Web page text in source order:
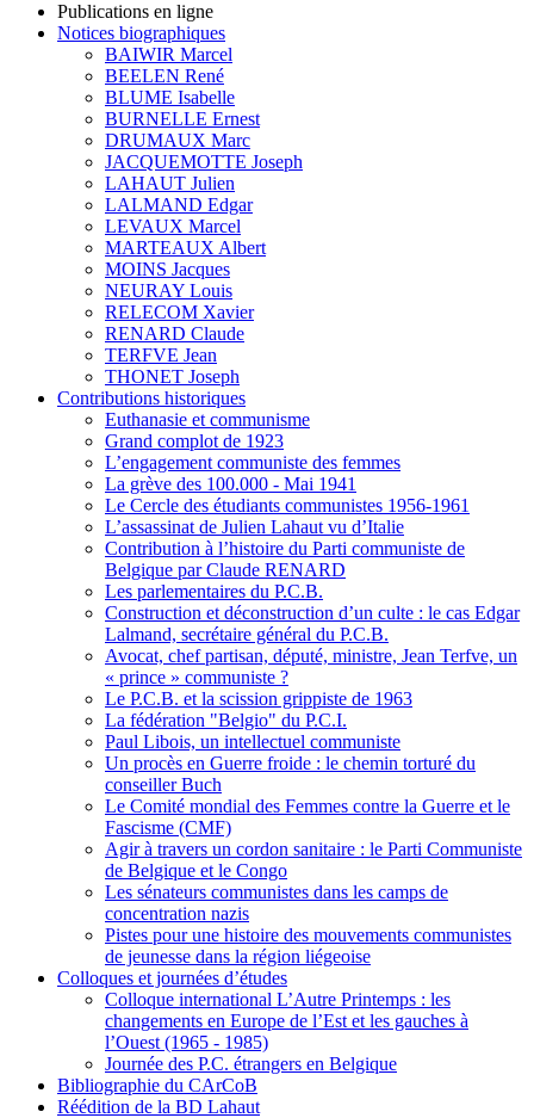
Publications en ligne
Notices biographiques
BAIWIR Marcel
BEELEN René
BLUME Isabelle
BURNELLE Ernest
DRUMAUX Marc
JACQUEMOTTE Joseph
LAHAUT Julien
LALMAND Edgar
LEVAUX Marcel
MARTEAUX Albert
MOINS Jacques
NEURAY Louis
RELECOM Xavier
RENARD Claude
TERFVE Jean
THONET Joseph
Contributions historiques
Euthanasie et communisme
Grand complot de 1923
L’engagement communiste des femmes
La grève des 100.000 - Mai 1941
Le Cercle des étudiants communistes 1956-1961
L’assassinat de Julien Lahaut vu d’Italie
Contribution à l’histoire du Parti communiste de
Belgique par Claude RENARD
Les parlementaires du P.C.B.
Construction et déconstruction d’un culte : le cas Edgar
Lalmand, secrétaire général du P.C.B.
Avocat, chef partisan, député, ministre, Jean Terfve, un
« prince » communiste ?
Le P.C.B. et la scission grippiste de 1963
La fédération "Belgio" du P.C.I.
Paul Libois, un intellectuel communiste
Un procès en Guerre froide : le chemin torturé du
conseiller Buch
Le Comité mondial des Femmes contre la Guerre et le
Fascisme (CMF)
Agir à travers un cordon sanitaire : le Parti Communiste
de Belgique et le Congo
Les sénateurs communistes dans les camps de
concentration nazis
Pistes pour une histoire des mouvements communistes
de jeunesse dans la région liégeoise
Colloques et journées d’études
Colloque international L’Autre Printemps : les
changements en Europe de l’Est et les gauches à
l’Ouest (1965 - 1985)
Journée des P.C. étrangers en Belgique
Bibliographie du CArCoB
Réédition de la BD Lahaut